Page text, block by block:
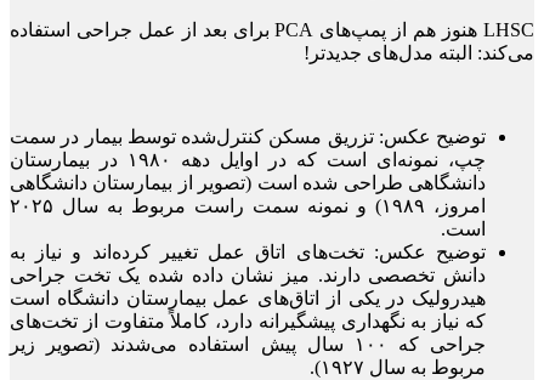
LHSC هنوز هم از پمپ‌های PCA برای بعد از عمل جراحی استفاده
می‌کند: البته مدل‌های جدیدتر!
توضیح عکس: تزریق مسکن کنترل‌شده توسط بیمار در سمت
چپ، نمونه‌ای است که در اوایل دهه ۱۹۸۰ در بیمارستان
دانشگاهی طراحی شده است (تصویر از بیمارستان دانشگاهی
امروز، ۱۹۸۹) و نمونه سمت راست مربوط به سال ۲۰۲۵
است.
توضیح عکس: تخت‌های اتاق عمل تغییر کرده‌اند و نیاز به
دانش تخصصی دارند. میز نشان داده شده یک تخت جراحی
هیدرولیک در یکی از اتاق‌های عمل بیمارستان دانشگاه است
که نیاز به نگهداری پیشگیرانه دارد، کاملاً متفاوت از تخت‌های
جراحی که ۱۰۰ سال پیش استفاده می‌شدند (تصویر زیر
مربوط به سال ۱۹۲۷).